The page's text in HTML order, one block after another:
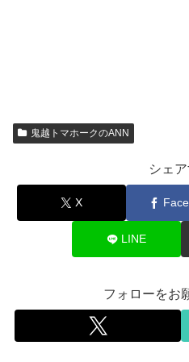
鬼越トマホークのANN
シェ
X
LINE
フォローをお